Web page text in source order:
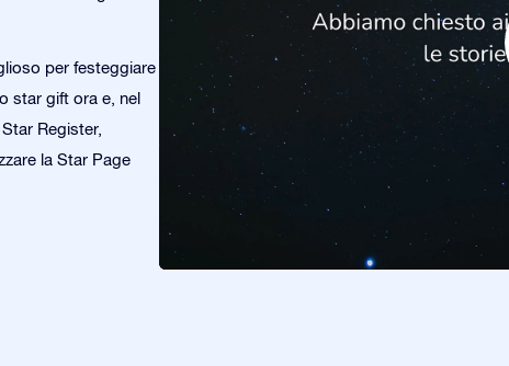
per festeggiare
star gift ora e, nel
Register,
la Star Page